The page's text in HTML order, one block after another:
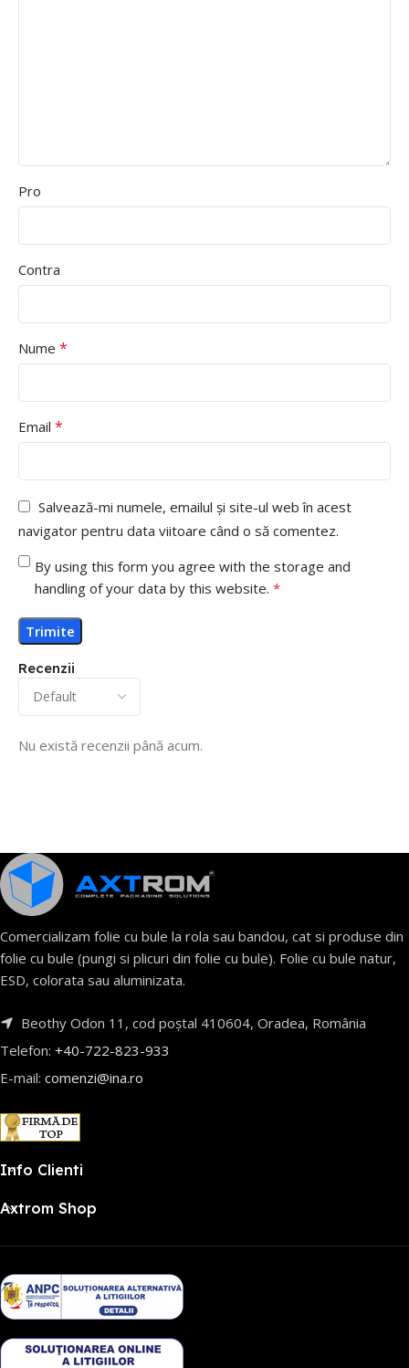
Recenzii
Nu există recenzii până acum.
Pro
Contra
Nume *
Email *
Salvează-mi numele, emailul și site-ul web în acest
navigator pentru data viitoare când o să comentez.
By using this form you agree with the storage and
handling of your data by this website. *
Comercializam folie cu bule la rola sau bandou, cat si produse din
folie cu bule (pungi si plicuri din folie cu bule). Folie cu bule natur,
ESD, colorata sau aluminizata.
Beothy Odon 11, cod poștal 410604, Oradea, România
Telefon: +40-722-823-933
E-mail: comenzi@ina.ro
Info Clienti
Axtrom Shop